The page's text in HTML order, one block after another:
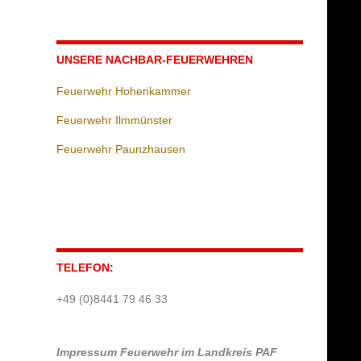
UNSERE NACHBAR-FEUERWEHREN
Feuerwehr Hohenkammer
Feuerwehr Ilmmünster
Feuerwehr Paunzhausen
TELEFON:
+49 (0)8441 79 46 33
Impressum Feuerwehr im Landkreis PAF